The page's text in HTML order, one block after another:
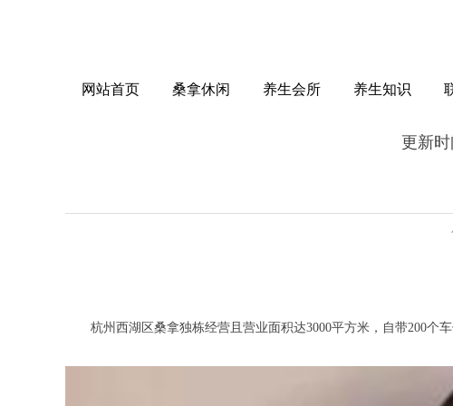
网站首页 桑拿休闲 养生会所 养生知识
更新
杭州西湖区桑拿独栋经营且营业面积达3000平方米，自带200个车